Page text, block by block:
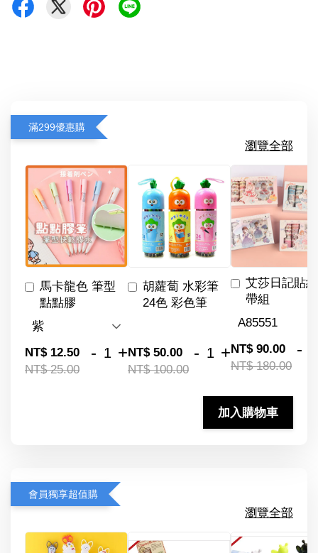
滿299優惠購
瀏覽全部
馬卡龍色 筆型
點點膠
NT$ 12.50
NT$ 25.00
- +
胡蘿蔔 水彩筆
24色 彩色筆
NT$ 50.00
NT$ 100.00
- +
艾莎日記貼
帶組
NT$ 90.00
NT$ 180.00
-
加入購物車
會員獨享超值購
瀏覽全部